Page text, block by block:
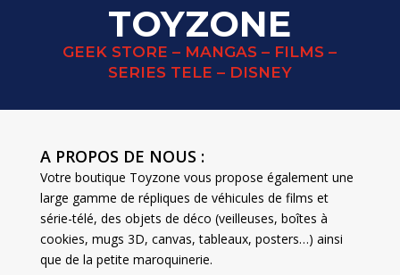
TOYZONE
GEEK STORE – MANGAS – FILMS –
SERIES TELE – DISNEY
A PROPOS DE NOUS :
Votre boutique Toyzone vous propose également une
large gamme de répliques de véhicules de films et
série-télé, des objets de déco (veilleuses, boîtes à
cookies, mugs 3D, canvas, tableaux, posters…) ainsi
que de la petite maroquinerie.